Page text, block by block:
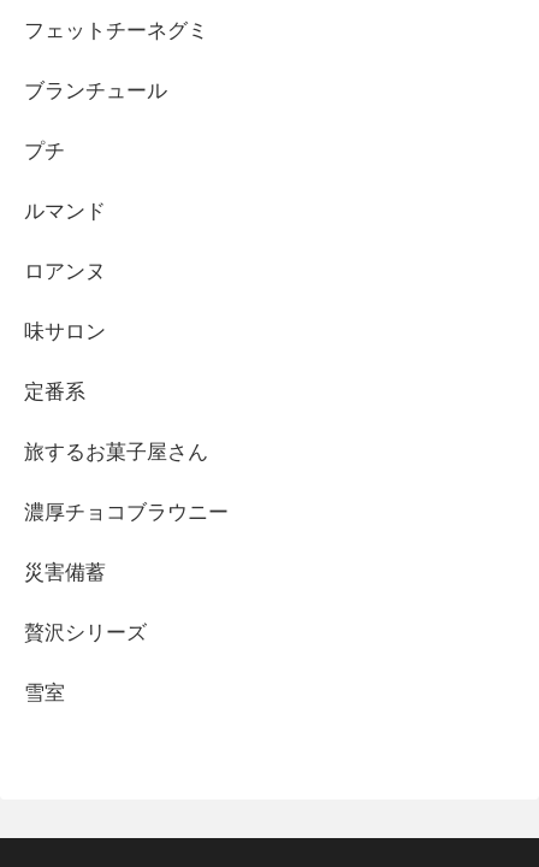
フェットチーネグミ
ブランチュール
プチ
ルマンド
ロアンヌ
味サロン
定番系
旅するお菓子屋さん
濃厚チョコブラウニー
災害備蓄
贅沢シリーズ
雪室